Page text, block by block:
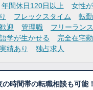
年間休日120日以上
女性
フレックスタイム
転
迎 管理職
フリーランス
語学が生かせる
完全在宅
績あり 独占求人
の時間帯の転職相談も可能！